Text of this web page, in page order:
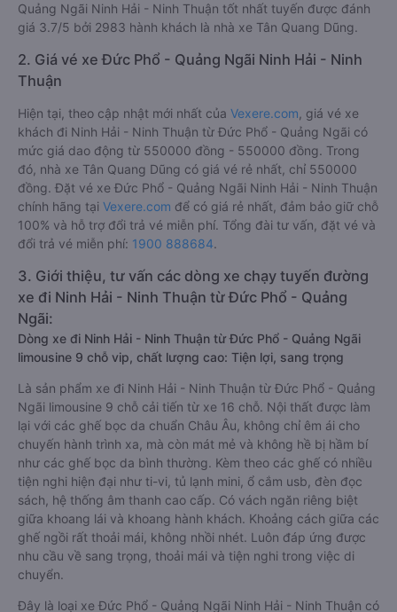
Quảng Ngãi Ninh Hải - Ninh Thuận tốt nhất tuyến được đánh
giá 3.7/5 bởi 2983 hành khách là nhà xe Tân Quang Dũng.
2. Giá vé xe Đức Phổ - Quảng Ngãi Ninh Hải - Ninh
Thuận
Hiện tại, theo cập nhật mới nhất của Vexere.com , giá vé xe
khách đi Ninh Hải - Ninh Thuận từ Đức Phổ - Quảng Ngãi có
mức giá dao động từ 550000 đồng - 550000 đồng. Trong
đó, nhà xe Tân Quang Dũng có giá vé rẻ nhất, chỉ 550000
đồng. Đặt vé xe Đức Phổ - Quảng Ngãi Ninh Hải - Ninh Thuận
chính hãng tại Vexere.com để có giá rẻ nhất, đảm bảo giữ chỗ
100% và hỗ trợ đổi trả vé miễn phí. Tổng đài tư vấn, đặt vé và
đổi trả vé miễn phí: 1900 888684.
3. Giới thiệu, tư vấn các dòng xe chạy tuyến đường
xe đi Ninh Hải - Ninh Thuận từ Đức Phổ - Quảng
Ngãi:
Dòng xe đi Ninh Hải - Ninh Thuận từ Đức Phổ - Quảng Ngãi
limousine 9 chỗ vip, chất lượng cao: Tiện lợi, sang trọng
Là sản phẩm xe đi Ninh Hải - Ninh Thuận từ Đức Phổ - Quảng
Ngãi limousine 9 chỗ cải tiến từ xe 16 chỗ. Nội thất được làm
lại với các ghế bọc da chuẩn Châu Âu, không chỉ êm ái cho
chuyến hành trình xa, mà còn mát mẻ và không hề bị hầm bí
như các ghế bọc da bình thường. Kèm theo các ghế có nhiều
tiện nghi hiện đại như ti-vi, tủ lạnh mini, ổ cắm usb, đèn đọc
sách, hệ thống âm thanh cao cấp. Có vách ngăn riêng biệt
giữa khoang lái và khoang hành khách. Khoảng cách giữa các
ghế ngồi rất thoải mái, không nhồi nhét. Luôn đáp ứng được
nhu cầu về sang trọng, thoải mái và tiện nghi trong việc di
chuyển.
Đây là loại xe Đức Phổ - Quảng Ngãi Ninh Hải - Ninh Thuận có